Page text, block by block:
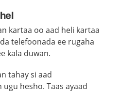
kartaa oo aad heli kartaa
telefoonada ee rugaha
kala duwan.
tahay si aad
hesho. Taas ayaad